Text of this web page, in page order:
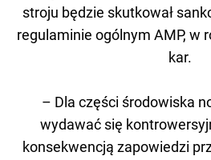
stroju będzie skutkował
regulaminie ogólnym AMP, w
kar.
– Dla części środowiska
wydawać się
konsekwencją zapowiedzi